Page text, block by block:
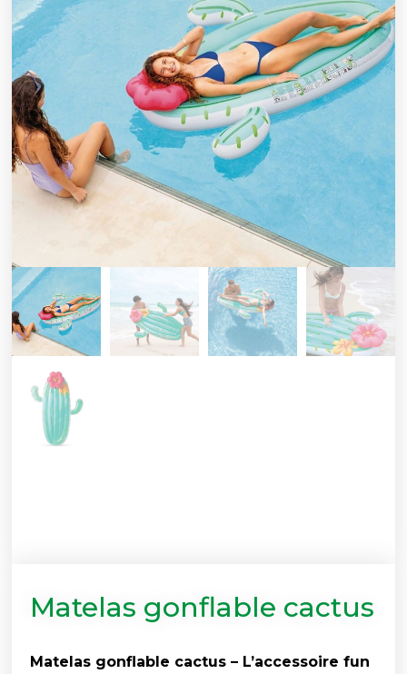
Matelas gonflable cactus
Matelas gonflable cactus – L’accessoire fun